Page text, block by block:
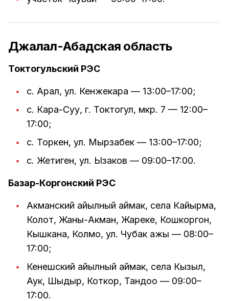
Джалал-Абадская область
Токтогульский РЭС
с. Арал, ул. Кенжекара — 13:00–17:00;
с. Кара-Суу, г. Токтогул, мкр. 7 — 12:00–
17:00;
с. Торкен, ул. Мырзабек — 13:00–17:00;
с. Жетиген, ул. Ызаков — 09:00–17:00.
Базар-Коргонский РЭС
Акманский айылный аймак, села Кайырма,
Колот, Жаны-Акман, Жареке, Кошкоргон,
Кышкана, Колмо, ул. Чубак ажы — 08:00–
17:00;
Кенешский айылный аймак, села Кызыл,
Аук, Шыдыр, Коткор, Тандоо — 09:00–
17:00.